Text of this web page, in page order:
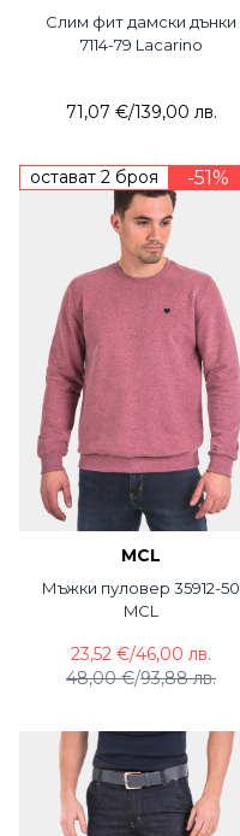
Слим фит дамски дънки
7114-79 Lacarino
71,07 €/139,00 лв.
остават 2 броя -51%
MCL
Мъжки пуловер 35912-50
MCL
48,00 €/93,88 лв.
23,52 €/46,00 лв.